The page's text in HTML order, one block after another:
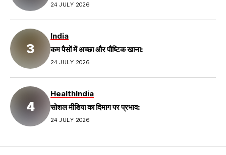
24 JULY 2026
India
कम पैसों में अच्छा और पौष्टिक खाना:
24 JULY 2026
HealthIndia
सोशल मीडिया का दिमाग पर प्रभाव:
24 JULY 2026